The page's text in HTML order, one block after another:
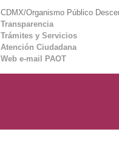
CDMX/Organismo Público
Transparencia
Trámites y Servicios
Atención Ciudadana
Web e-mail PAOT